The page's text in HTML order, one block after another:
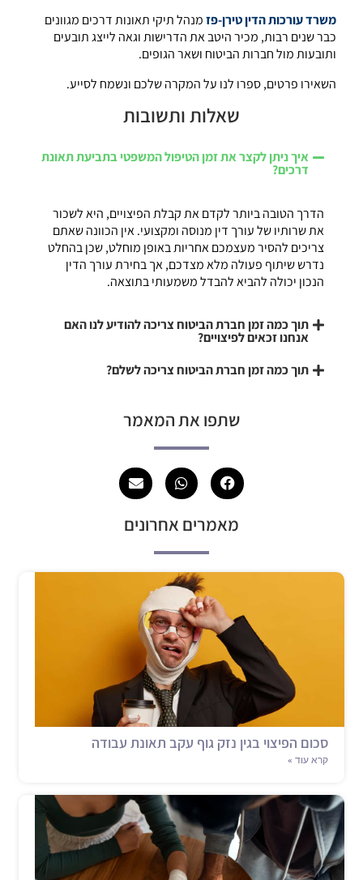
משרד עורכות הדין טירן-פזמנהל תיקי תאונות דרכים מגוונים
כבר שנים רבות, מכיר היטב את הדרישות וגאה לייצג תובעים
ותובעות מול חברות הביטוח ושאר הגופים.
השאירו פרטים, ספרו לנו על המקרה שלכם ונשמח לסייע.
שאלות ותשובות
איך ניתן לקצר את זמן הטיפול המשפטי בתביעת תאונת
דרכים?
הדרך הטובה ביותר לקדם את קבלת הפיצויים, היא לשכור
את שרותיו של עורך דין מנוסה ומקצועי. אין הכוונה שאתם
צריכים להסיר מעצמכם אחריות באופן מוחלט, שכן בהחלט
נדרש שיתוף פעולה מלא מצדכם, אך בחירת עורך הדין
הנכון יכולה להביא להבדל משמעותי בתוצאה.
תוך כמה זמן חברת הביטוח צריכה להודיע לנו האם
אנחנו זכאים לפיצויים?
תוך כמה זמן חברת הביטוח צריכה לשלם?
שתפו את המאמר
מאמרים אחרונים
סכום הפיצוי בגין נזק גוף עקב תאונת עבודה
קרא עוד »